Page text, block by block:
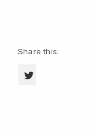
Share this:
CLICK TO